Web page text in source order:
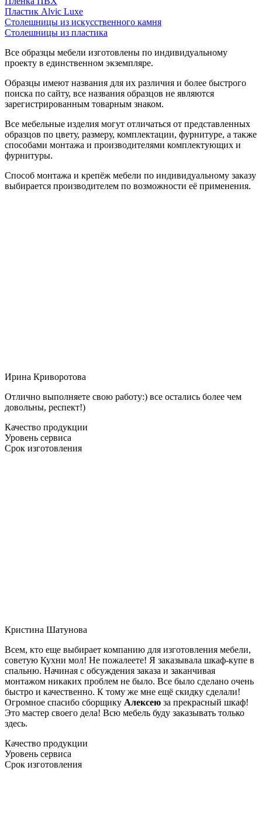
Пластик Alvic Luxe
Столешницы из искусственного камня
Столешницы из пластика
Все образцы мебели изготовлены по индивидуальному
проекту в единственном экземпляре.
Образцы имеют названия для их различия и более быстрого
поиска по сайту, все названия образцов не являются
зарегистрированным товарным знаком.
Все мебельные изделия могут отличаться от представленных
образцов по цвету, размеру, комплектации, фурнитуре, а также
способами монтажа и производителями комплектующих и
фурнитуры.
Способ монтажа и крепёж мебели по индивидуальному заказу
выбирается производителем по возможности её применения.
Ирина Криворотова
Отлично выполняете свою работу:) все остались более чем
довольны, респект!)
Качество продукции
Уровень сервиса
Срок изготовления
Кристина Шатунова
Всем, кто еще выбирает компанию для изготовления мебели,
советую Кухни мол! Не пожалеете! Я заказывала шкаф-купе в
спальню. Начиная с обсуждения заказа и заканчивая
монтажом никаких проблем не было. Все было сделано очень
быстро и качественно. К тому же мне ещё скидку сделали!
Огромное спасибо сборщику Алексею за прекрасный шкаф!
Это мастер своего дела! Всю мебель буду заказывать только
здесь.
Качество продукции
Уровень сервиса
Срок изготовления